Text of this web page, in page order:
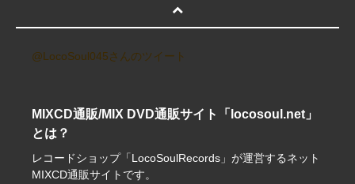
@LocoSoul045さんのツイート
MIXCD通販/MIX DVD通販サイト「locosoul.net」
とは？
レコードショップ「LocoSoulRecords」が運営するネット
MIXCD通販サイトです。